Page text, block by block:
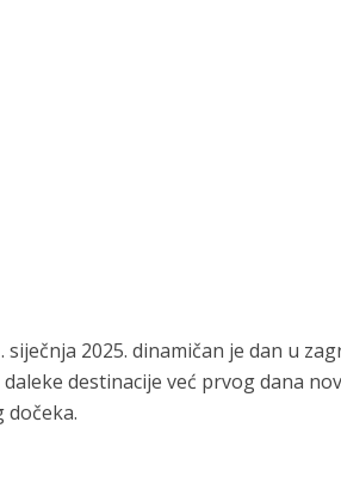
2025. dinamičan je dan u
destinacije već prvog dana